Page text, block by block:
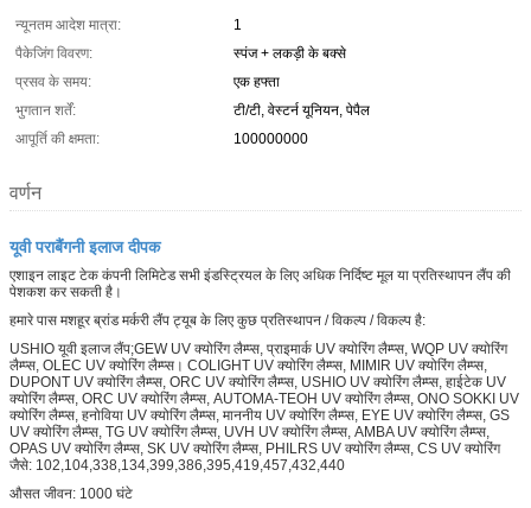
न्यूनतम आदेश मात्रा:
1
पैकेजिंग विवरण:
स्पंज + लकड़ी के बक्से
प्रसव के समय:
एक हफ्ता
भुगतान शर्तें:
टी/टी, वेस्टर्न यूनियन, पेपैल
आपूर्ति की क्षमता:
100000000
वर्णन
यूवी पराबैंगनी इलाज दीपक
एशाइन लाइट टेक कंपनी लिमिटेड सभी इंडस्ट्रियल के लिए अधिक निर्दिष्ट मूल या प्रतिस्थापन लैंप की
पेशकश कर सकती है।
हमारे पास मशहूर ब्रांड मर्करी लैंप ट्यूब के लिए कुछ प्रतिस्थापन / विकल्प / विकल्प है:
USHIO यूवी इलाज लैंप;GEW UV क्योरिंग लैम्प्स, प्राइमार्क UV क्योरिंग लैम्प्स, WQP UV क्योरिंग
लैम्प्स, OLEC UV क्योरिंग लैम्प्स। COLIGHT UV क्योरिंग लैम्प्स, MIMIR UV क्योरिंग लैम्प्स,
DUPONT UV क्योरिंग लैम्प्स, ORC UV क्योरिंग लैम्प्स, USHIO UV क्योरिंग लैम्प्स, हाईटेक UV
क्योरिंग लैम्प्स, ORC UV क्योरिंग लैम्प्स, AUTOMA-TEOH UV क्योरिंग लैम्प्स, ONO SOKKI UV
क्योरिंग लैम्प्स, हनोविया UV क्योरिंग लैम्प्स, माननीय UV क्योरिंग लैम्प्स, EYE UV क्योरिंग लैम्प्स, GS
UV क्योरिंग लैम्प्स, TG UV क्योरिंग लैम्प्स, UVH UV क्योरिंग लैम्प्स, AMBA UV क्योरिंग लैम्प्स,
OPAS UV क्योरिंग लैम्प्स, SK UV क्योरिंग लैम्प्स, PHILRS UV क्योरिंग लैम्प्स, CS UV क्योरिंग
जैसे: 102,104,338,134,399,386,395,419,457,432,440
औसत जीवन: 1000 घंटे